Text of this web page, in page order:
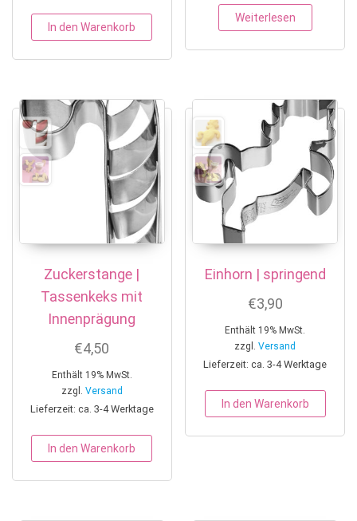
In den Warenkorb
Weiterlesen
Zuckerstange |
Tassenkeks mit
Innenprägung
€4,50
Enthält 19% MwSt.
zzgl. Versand
Lieferzeit: ca. 3-4 Werktage
In den Warenkorb
Einhorn | springend
€3,90
Enthält 19% MwSt.
zzgl.Versand
Lieferzeit: ca. 3-4 Werktage
In den Warenkorb